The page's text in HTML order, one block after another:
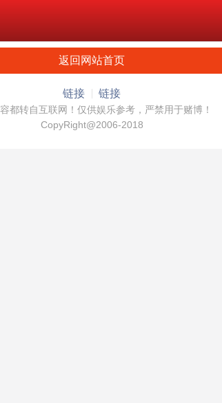
返回网站首页
链接 链接
都转自互联网！仅供娱乐参考，严禁用于赌博！
CopyRight@2006-2018